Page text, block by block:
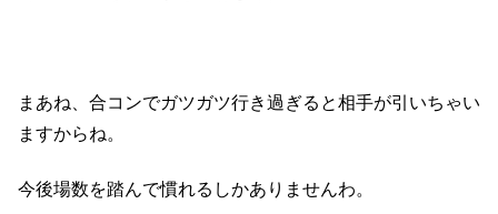
まあね、合コンでガツガツ行き過ぎると相手が引いちゃい
ますからね。
今後場数を踏んで慣れるしかありませんわ。